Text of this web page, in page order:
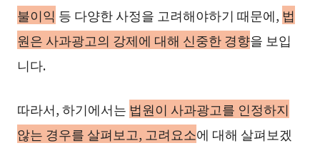
불이익 등 다양한 사정을 고려해야하기 때문에, 법
원은 사과광고의 강제에 대해 신중한 경향을 보입
니다.
따라서, 하기에서는 법원이 사과광고를 인정하지
않는 경우를 살펴보고, 고려요소에 대해 살펴보겠